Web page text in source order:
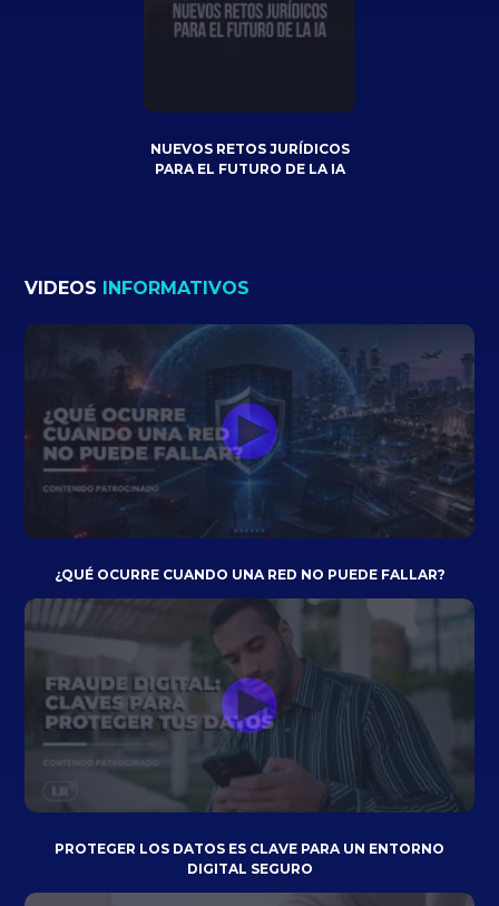
NUEVOS RETOS JURÍDICOS
PARA EL FUTURO DE LA IA
VIDEOS INFORMATIVOS
¿QUÉ OCURRE CUANDO UNA RED NO PUEDE FALLAR?
PROTEGER LOS DATOS ES CLAVE PARA UN ENTORNO
DIGITAL SEGURO